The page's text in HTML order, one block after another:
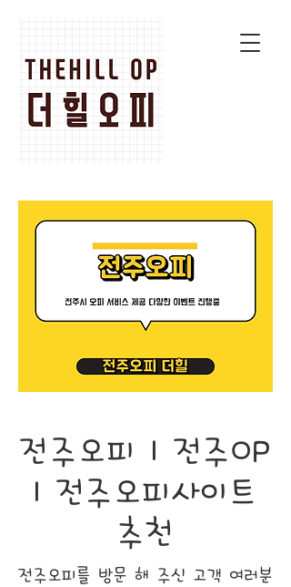
전주오피 | 전주OP
| 전주오피사이트
추천
전주오피를 방문 해 주신 고객 여러분